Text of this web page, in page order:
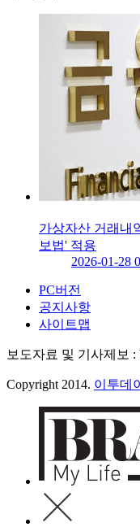
가상자산 거래내
보법' 적용
2026-01-28
PC버전
공지사항
사이트맵
보도자료 및 기사제보 :
Copyright 2014. 이투데